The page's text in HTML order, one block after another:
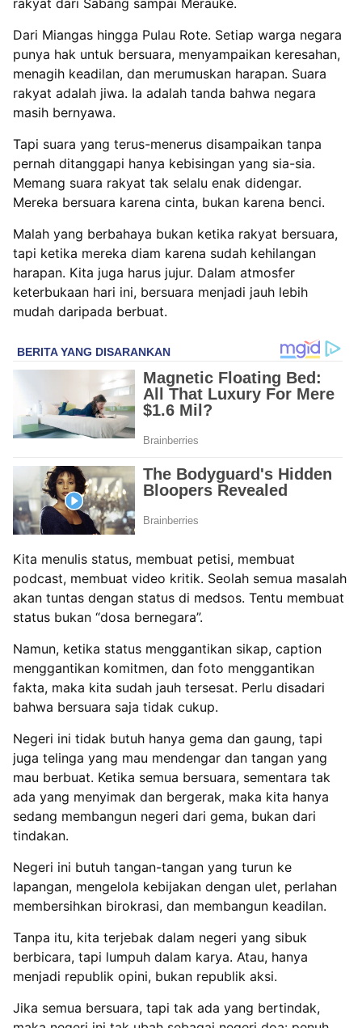
rakyat dari Sabang sampai Merauke.
Dari Miangas hingga Pulau Rote. Setiap warga negara
punya hak untuk bersuara, menyampaikan keresahan,
menagih keadilan, dan merumuskan harapan. Suara
rakyat adalah jiwa. Ia adalah tanda bahwa negara
masih bernyawa.
Tapi suara yang terus-menerus disampaikan tanpa
pernah ditanggapi hanya kebisingan yang sia-sia.
Memang suara rakyat tak selalu enak didengar.
Mereka bersuara karena cinta, bukan karena benci.
Malah yang berbahaya bukan ketika rakyat bersuara,
tapi ketika mereka diam karena sudah kehilangan
harapan. Kita juga harus jujur. Dalam atmosfer
keterbukaan hari ini, bersuara menjadi jauh lebih
mudah daripada berbuat.
Kita menulis status, membuat petisi, membuat
podcast, membuat video kritik. Seolah semua masalah
akan tuntas dengan status di medsos. Tentu membuat
status bukan “dosa bernegara”.
Namun, ketika status menggantikan sikap, caption
menggantikan komitmen, dan foto menggantikan
fakta, maka kita sudah jauh tersesat. Perlu disadari
bahwa bersuara saja tidak cukup.
Negeri ini tidak butuh hanya gema dan gaung, tapi
juga telinga yang mau mendengar dan tangan yang
mau berbuat. Ketika semua bersuara, sementara tak
ada yang menyimak dan bergerak, maka kita hanya
sedang membangun negeri dari gema, bukan dari
tindakan.
Negeri ini butuh tangan-tangan yang turun ke
lapangan, mengelola kebijakan dengan ulet, perlahan
membersihkan birokrasi, dan membangun keadilan.
Tanpa itu, kita terjebak dalam negeri yang sibuk
berbicara, tapi lumpuh dalam karya. Atau, hanya
menjadi republik opini, bukan republik aksi.
Jika semua bersuara, tapi tak ada yang bertindak,